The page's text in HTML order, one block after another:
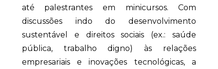
até palestrantes em minicursos. Com
discussões indo do desenvolvimento
sustentável e direitos sociais (ex.: saúde
pública, trabalho digno) às relações
empresariais e inovações tecnológicas, a